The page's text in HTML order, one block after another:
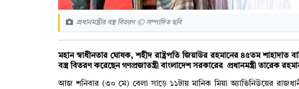
প্রধানমন্ত্রীর বস্ত্র বিতরণ © সম্পাদিত ছবি
মহান স্বাধীনতার ঘোষক, শহীদ রাষ্ট্রপতি জিয়াউর রহমানের ৪৫তম শাহাদাত
বস্ত্র বিতরণ করেছেন গণপ্রজাতন্ত্রী বাংলাদেশ সরকারের প্রধানমন্ত্রী তারেক
আজ শনিবার (৩০ মে) বেলা সাড়ে ১১টায় মানিক মিয়া অ্যাভিনিউয়ের রাজধানী